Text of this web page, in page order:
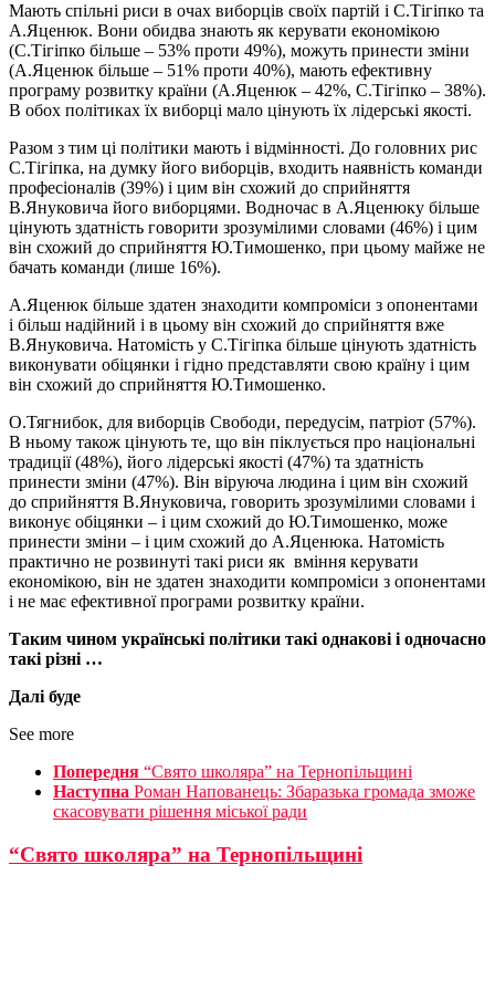
Мають спільні риси в очах виборців своїх партій і С.Тігіпко та
А.Яценюк. Вони обидва знають як керувати економікою
(С.Тігіпко більше – 53% проти 49%), можуть принести зміни
(А.Яценюк більше – 51% проти 40%), мають ефективну
програму розвитку країни (А.Яценюк – 42%, С.Тігіпко – 38%).
В обох політиках їх виборці мало цінують їх лідерські якості.
Разом з тим ці політики мають і відмінності. До головних рис
С.Тігіпка, на думку його виборців, входить наявність команди
професіоналів (39%) і цим він схожий до сприйняття
В.Януковича його виборцями. Водночас в А.Яценюку більше
цінують здатність говорити зрозумілими словами (46%) і цим
він схожий до сприйняття Ю.Тимошенко, при цьому майже не
бачать команди (лише 16%).
А.Яценюк більше здатен знаходити компроміси з опонентами
і більш надійний і в цьому він схожий до сприйняття вже
В.Януковича. Натомість у С.Тігіпка більше цінують здатність
виконувати обіцянки і гідно представляти свою країну і цим
він схожий до сприйняття Ю.Тимошенко.
О.Тягнибок, для виборців Свободи, передусім, патріот (57%).
В ньому також цінують те, що він піклується про національні
традиції (48%), його лідерські якості (47%) та здатність
принести зміни (47%). Він віруюча людина і цим він схожий
до сприйняття В.Януковича, говорить зрозумілими словами і
виконує обіцянки – і цим схожий до Ю.Тимошенко, може
принести зміни – і цим схожий до А.Яценюка. Натомість
практично не розвинуті такі риси як вміння керувати
економікою, він не здатен знаходити компроміси з опонентами
і не має ефективної програми розвитку країни.
Таким чином українські політики такі однакові і одночасно
такі різні …
Далі буде
See more
Попередня “Свято школяра” на Тернопільщині
Наступна Роман Напованець: Збаразька громада зможе
скасовувати рішення міської ради
“Свято школяра” на Тернопільщині